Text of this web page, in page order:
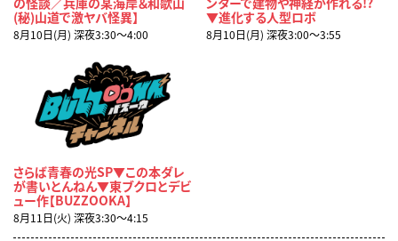
(秘)山道で激ヤバ怪異】
8月10日(月) 深夜3:30〜4:00
▼進化する人型ロボ
8月10日(月) 深夜3:00〜3:55
さらば青春の光SP▼この本ダレ
が書いとんねん▼東ブクロとデビ
ュー作【BUZZOOKA】
8月11日(火) 深夜3:30〜4:15